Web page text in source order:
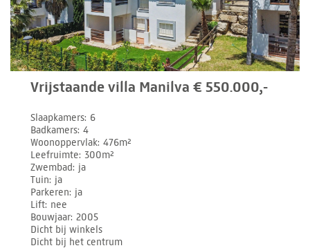
Vrijstaande villa Manilva € 550.000,-
Slaapkamers 6
Badkamers 4
Woonoppervlak 476m²
Leefruimte 300m²
Zwembad ja
Tuin ja
Parkeren ja
Lift nee
Bouwjaar 2005
Dicht bij winkels
Dicht bij het centrum